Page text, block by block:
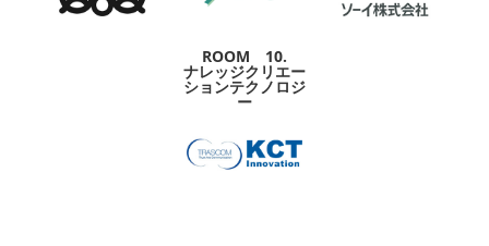
ROOM 10.
ナレッジクリエー
ションテクノロジ
ー